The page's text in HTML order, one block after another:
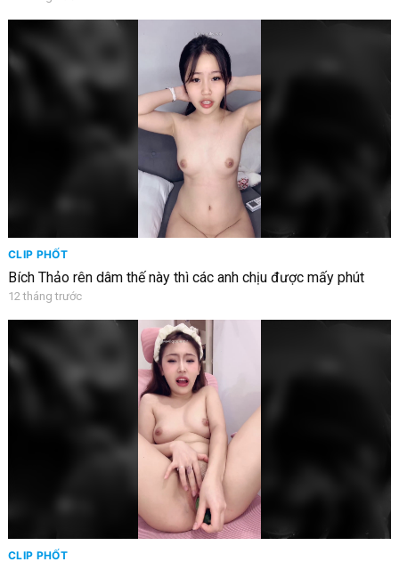
CLIP PHỐT
Bích Thảo rên dâm thế này thì các anh chịu được mấy phút
12 tháng trước
CLIP PHỐT